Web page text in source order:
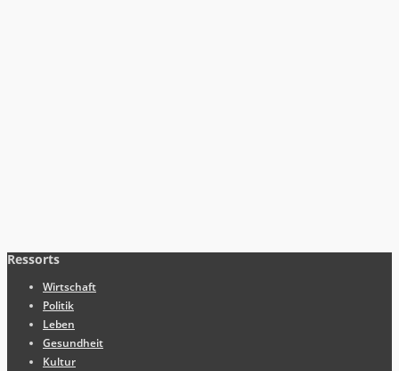
Ressorts
Wirtschaft
Politik
Leben
Gesundheit
Kultur